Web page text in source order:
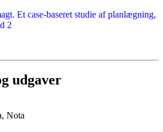
Et case-baseret studie af planlægning,
2
udgaver
Nota